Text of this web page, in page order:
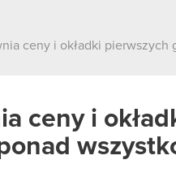
ceny i okładki
ceny i